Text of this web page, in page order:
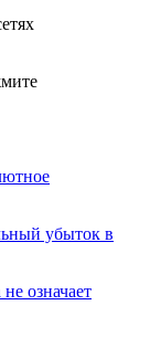
убыток в
означает